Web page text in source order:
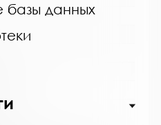
базы данных